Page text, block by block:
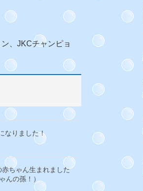
、JKCチャンピョ
なりました！
ちゃん生まれました
んの孫！）